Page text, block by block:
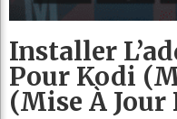
Installer
Pour Kodi
(mise À Jour